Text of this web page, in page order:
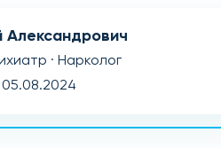
Александрович
· Нарколог
05.08.2024